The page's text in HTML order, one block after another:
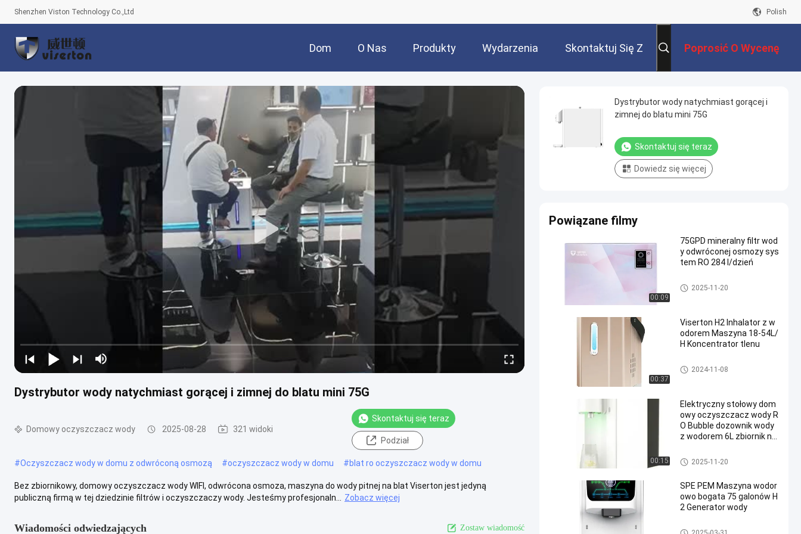
Shenzhen Viston Technology Co.,Ltd Polish
Dom O Nas Produkty Wydarzenia Skontaktuj Się Z
Nami
Poprosić O Wycenę
Dystrybutor wody natychmiast gorącej i zimnej do blatu mini 75G
Domowy oczyszczacz wody 2025-08-28 321 widoki
Skontaktuj się teraz
Podział
#Oczyszczacz wody w domu z odwróconą osmozą #oczyszczacz wody w domu #blat ro oczyszczacz wody w domu
Bez zbiornikowy, domowy oczyszczacz wody WIFI, odwrócona osmoza, maszyna do wody pitnej na blat Viserton jest jedyną
publiczną firmą w tej dziedzinie filtrów i oczyszczaczy wody. Jesteśmy profesjonaln...
Zobacz więcej
Wiadomości odwiedzających Zostaw wiadomość
Dystrybutor wody natychmiast gorącej i
zimnej do blatu mini 75G
Skontaktuj się teraz
Dowiedz się więcej
Powiązane filmy
00:09
75GPD mineralny filtr wod
y odwróconej osmozy sys
tem RO 284 l/dzień
Domowy oczyszczacz wody
2025-11-20
00:37
Viserton H2 Inhalator z w
odorem Maszyna 18-54L/
H Koncentrator tlenu
Maszyna do inhalacji wodoru
2024-11-08
00:15
Elektryczny stołowy dom
owy oczyszczacz wody R
O Bubble dozownik wody
z wodorem 6L zbiornik na
Domowy oczyszczacz wody
2025-11-20
SPE PEM Maszyna wodor
owo bogata 75 galonów H
2 Generator wody
Maszyna do wody bogatej w